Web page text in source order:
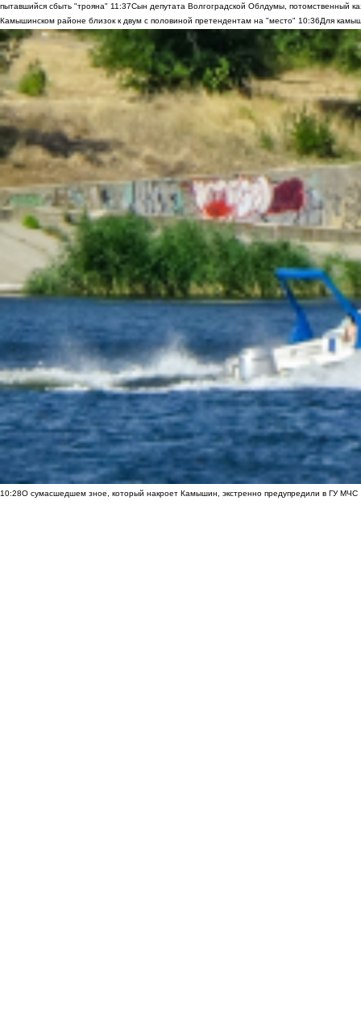
пытавшийся сбыть "трояна" 11:37Сын депутата Волгоградской Облдумы, потомственный
Камышинском районе близок к двум с половиной претендентам на "место" 10:36Для
10:28О сумасшедшем зное, который накроет Камышин, экстренно предупредили в ГУ МЧС